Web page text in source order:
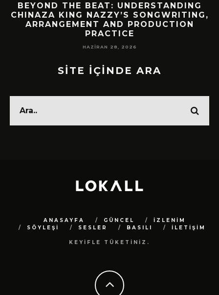
BEYOND THE BEAT: UNDERSTANDING
CHINAZA KING NAZZY’S SONGWRITING,
ARRANGEMENT AND PRODUCTION
PRACTICE
HAZIRAN 28, 2026
SİTE İÇİNDE ARA
ANASAYFA GÜNCEL
İZLENİM
SÖYLEŞİ
SESLER BASILI İLETİŞİM
KEYİFLE TÜKETİNİZ.